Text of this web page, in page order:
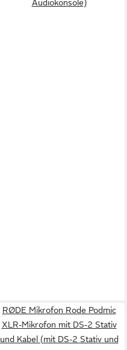
Audiokonsole)
RØDE Mikrofon Rode Podmic
XLR-Mikrofon mit DS-2 Stativ
und Kabel (mit DS-2 Stativ und